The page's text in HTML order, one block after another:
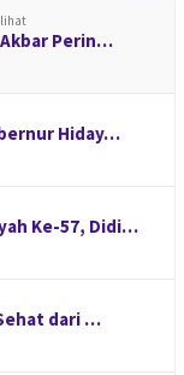
Perin…
Hiday…
Ke-57, Didi…
dari …